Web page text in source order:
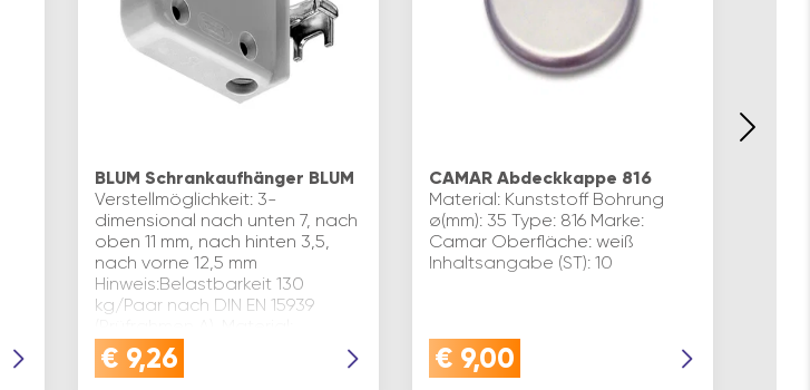
BLUM Schrankaufhänger BLUM
Verstellmöglichkeit: 3-
dimensional nach unten 7, nach
oben 11 mm, nach hinten 3,5,
nach vorne 12,5 mm
Hinweis:Belastbarkeit 130
kg/Paar nach DIN EN 15939
Kunststoff/Stahl …
€ 9,26
CAMAR Abdeckkappe 816
Material: Kunststoff Bohrung
ø(mm): 35 Type: 816 Marke:
Camar Oberfläche: weiß
Inhaltsangabe (ST): 10
€ 9,00